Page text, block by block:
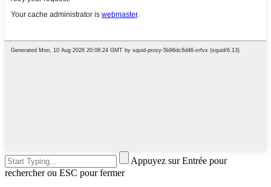
Appuyez sur Entrée pour
rechercher ou ESC pour fermer